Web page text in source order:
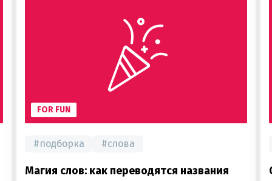
FOR FUN
#подборка #слова
Магия слов: как переводятся названия